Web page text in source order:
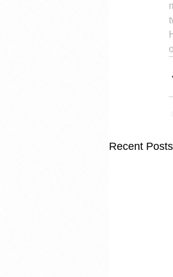
Recent Posts